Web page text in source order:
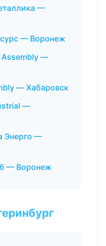
—
— Воронеж
—
— Хабаровск
—
Энерго —
— Воронеж